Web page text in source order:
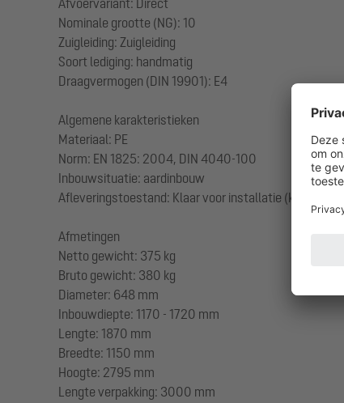
Afvoervariant: Direct
Nominale grootte (NG): 10
Zuigleiding: Zuigleiding
Soort lediging: handmatig
Draagvermogen (DIN 19901): E4
Algemene karakteristieken
Materiaal: PE
Norm: EN 1825: 2004, DIN 4040-100
Inbouwsituatie: aardinbouw
Afleveringstoestand: Klaar voor installatie
Afmetingen
Netto gewicht: 375 kg
Bruto gewicht: 380 kg
Diameter: 648 mm
Inbouwdiepte: 1170 - 1720 mm
Lengte: 1870 mm
Breedte: 1150 mm
Hoogte: 2795 mm
Lengte verpakking: 3000 mm